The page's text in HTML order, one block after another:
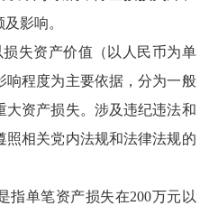
影响。
损失资产价值（以人民币为单
响程度为主要依据，分为一般
资产损失。 涉及违纪违法和
照相关党内法规和法律法规的
指单笔资产损失在200万元以